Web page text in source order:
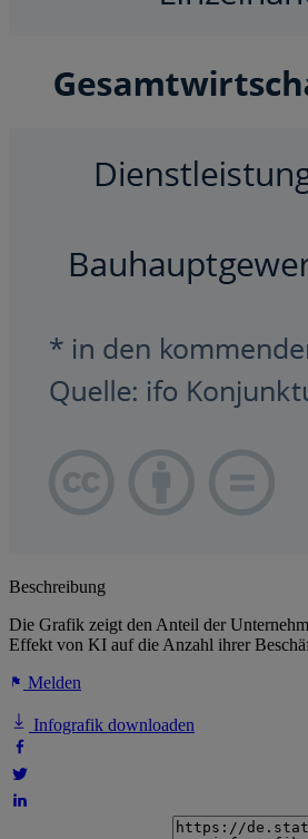
Beschreibung
Die Grafik zeigt den Anteil der
Effekt von KI auf die Anzahl ihrer
Melden
Infografik downloaden